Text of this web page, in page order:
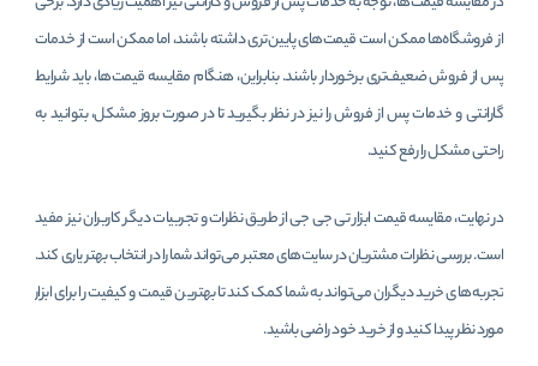
از فروشگاه‌ها ممکن است قیمت‌های پایین‌تری داشته باشند، اما ممکن است از خدمات
پس از فروش ضعیف‌تری برخوردار باشند. بنابراین، هنگام مقایسه قیمت‌ها، باید شرایط
گارانتی و خدمات پس از فروش را نیز در نظر بگیرید تا در صورت بروز مشکل، بتوانید به
راحتی مشکل را رفع کنید.
در نهایت، مقایسه قیمت ابزار تی جی جی از طریق نظرات و تجربیات دیگر کاربران نیز مفید
است. بررسی نظرات مشتریان در سایت‌های معتبر می‌تواند شما را در انتخاب بهتر یاری کند.
تجربه‌های خرید دیگران می‌تواند به شما کمک کند تا بهترین قیمت و کیفیت را برای ابزار
مورد نظر پیدا کنید و از خرید خود راضی باشید.